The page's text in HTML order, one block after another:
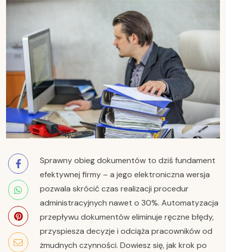
Sprawny obieg dokumentów to dziś fundament
efektywnej firmy – a jego elektroniczna wersja
pozwala skrócić czas realizacji procedur
administracyjnych nawet o 30%. Automatyzacja
przepływu dokumentów eliminuje ręczne błędy,
przyspiesza decyzje i odciąża pracowników od
żmudnych czynności. Dowiesz się, jak krok po